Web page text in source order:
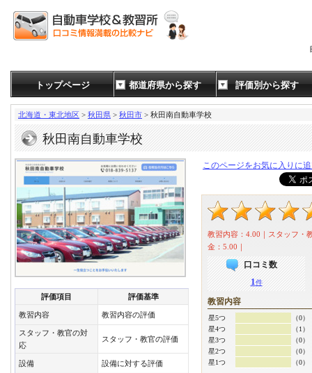
トップページ 都道府県から探す 評価別から探す
北海道・東北地区 > 秋田県 > 秋田市 > 秋田南自動車学校
秋田南自動車学校
評価項目 評価基準
教習内容 教習内容の評価
スタッフ・教官の対
応
スタッフ・教官の評価
設備 設備に対する評価
このページをお気に入りに
教習内容：4.00｜スタッフ・
金：5.00｜
口コミ数
1件
教習内容
星5つ
（0）
星4つ
（1）
星3つ
（0）
星2つ
（0）
星1つ
（0）